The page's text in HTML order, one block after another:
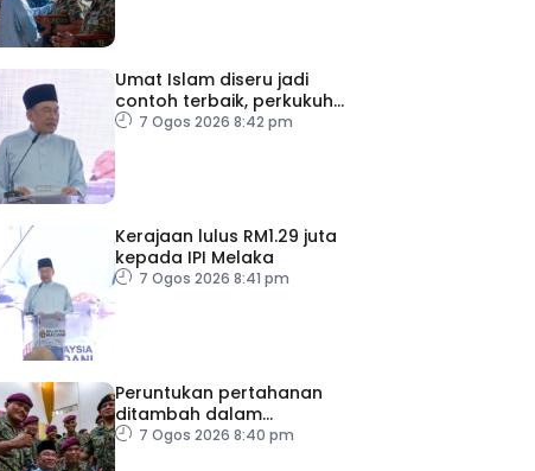
Umat Islam diseru jadi
contoh terbaik, perkukuh
keharmonian
7 Ogos 2026 8:42 pm
Kerajaan lulus RM1.29 juta
kepada IPI Melaka
7 Ogos 2026 8:41 pm
Peruntukan pertahanan
ditambah dalam
Belanjawan 2027
7 Ogos 2026 8:40 pm